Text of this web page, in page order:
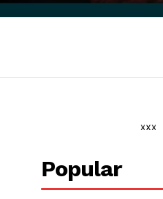
xxx
Popular